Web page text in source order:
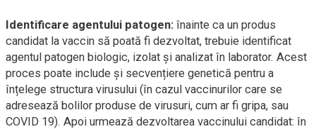
Identificare agentului patogen: înainte ca un produs
candidat la vaccin să poată fi dezvoltat, trebuie identificat
agentul patogen biologic, izolat și analizat în laborator. Acest
proces poate include și secvențiere genetică pentru a
înțelege structura virusului (în cazul vaccinurilor care se
adresează bolilor produse de virusuri, cum ar fi gripa, sau
COVID 19). Apoi urmează dezvoltarea vaccinului candidat: în